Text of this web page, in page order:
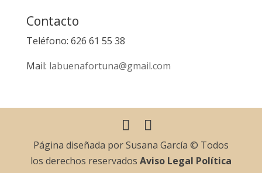
Contacto
Teléfono: 626 61 55 38
Mail: labuenafortuna@gmail.com
Página diseñada por Susana García © Todos
los derechos reservados Aviso Legal Política